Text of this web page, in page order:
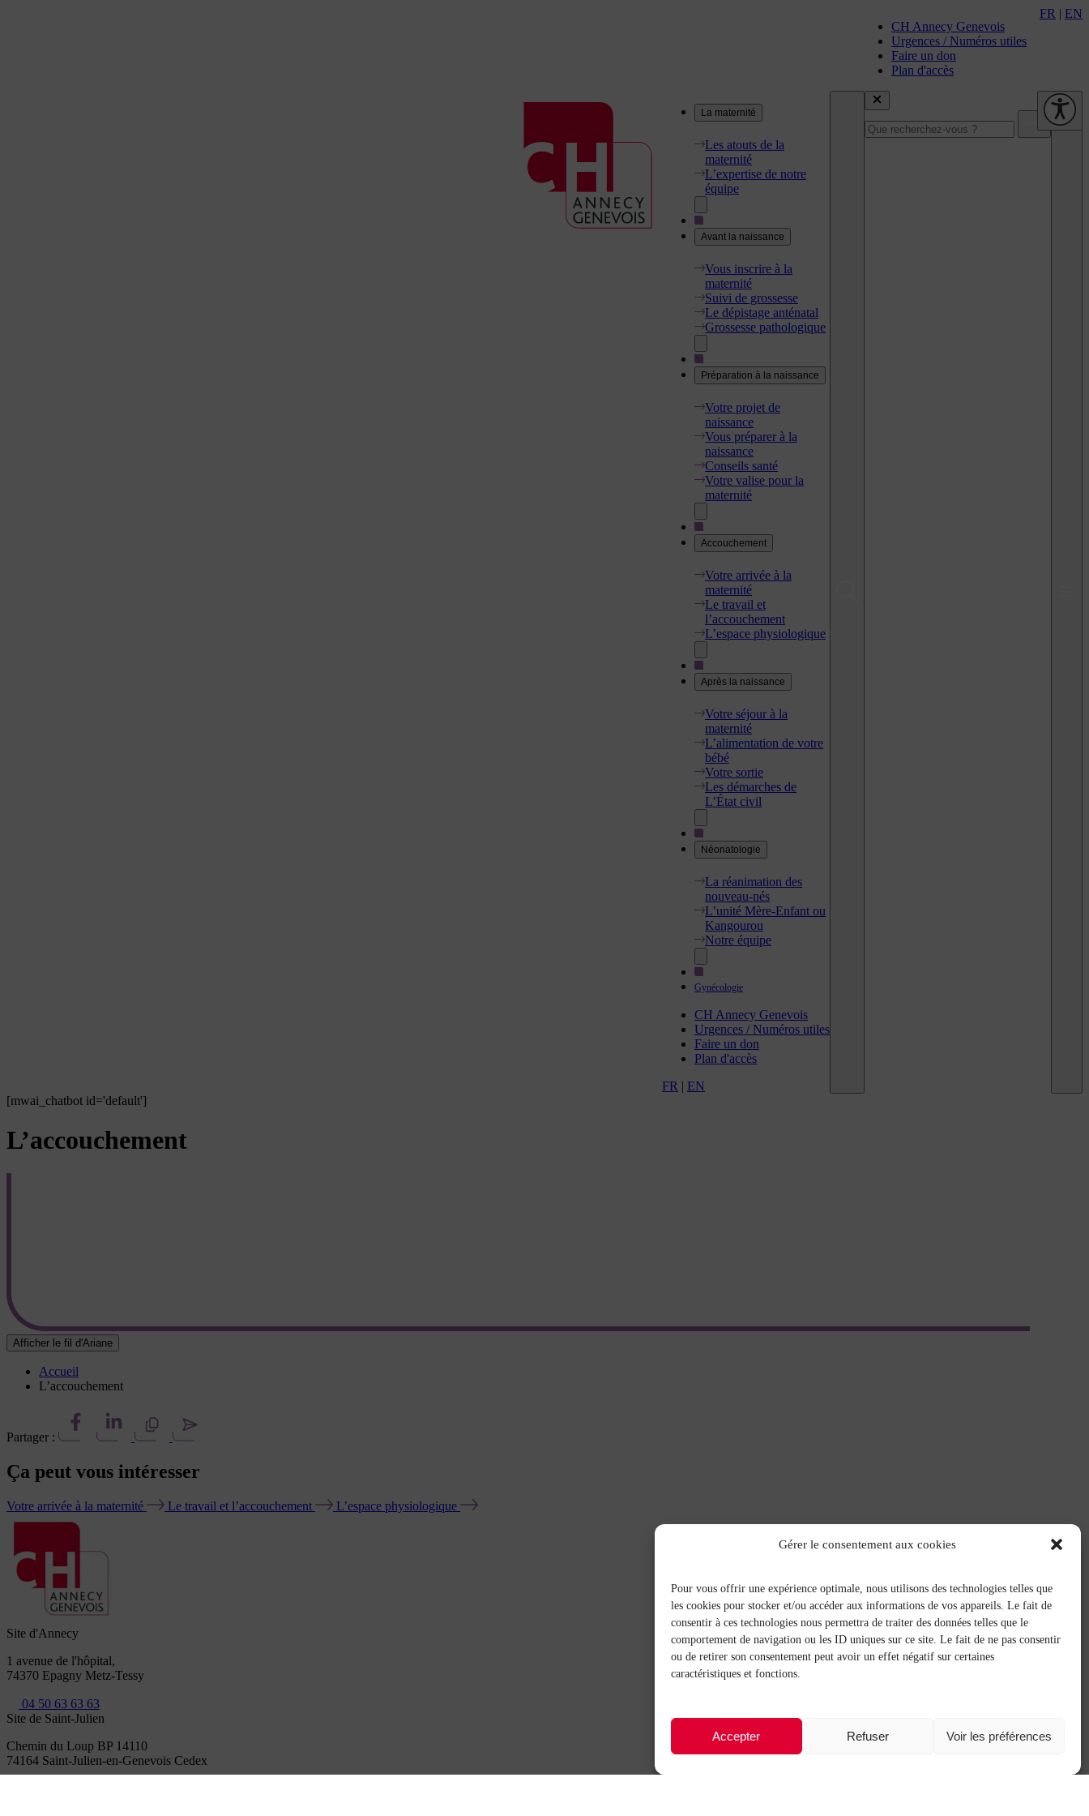
Gérer le consentement aux cookies
Pour vous offrir une expérience optimale, nous utilisons des technologies telles que
les cookies pour stocker et/ou accéder aux informations de vos appareils. Le fait de
consentir à ces technologies nous permettra de traiter des données telles que le
comportement de navigation ou les ID uniques sur ce site. Le fait de ne pas consentir
ou de retirer son consentement peut avoir un effet négatif sur certaines
caractéristiques et fonctions.
Accepter Refuser Voir les préférences
CH Annecy Genevois
Urgences / Numéros utiles
Faire un don
Plan d'accès
FR | EN
La maternité
Les atouts de la
maternité
L’expertise de notre
équipe
Avant la naissance
Vous inscrire à la
maternité
Suivi de grossesse
Le dépistage anténatal
Grossesse pathologique
Préparation à la naissance
Votre projet de
naissance
Vous préparer à la
naissance
Conseils santé
Votre valise pour la
maternité
Accouchement
Votre arrivée à la
maternité
Le travail et
l’accouchement
L’espace physiologique
Après la naissance
Votre séjour à la
maternité
L’alimentation de votre
bébé
Votre sortie
Les démarches de
L’État civil
Néonatologie
La réanimation des
nouveau-nés
L’unité Mère-Enfant ou
Kangourou
Notre équipe
Gynécologie
CH Annecy Genevois
Urgences / Numéros utiles
Faire un don
Plan d'accès
FR | EN
[mwai_chatbot id='default']
L’accouchement
Afficher le fil d'Ariane
Accueil
L’accouchement
Partager :
Ça peut vous intéresser
Votre arrivée à la maternité Le travail et l’accouchement L’espace physiologique
Site d'Annecy
1 avenue de l'hôpital,
74370 Epagny Metz-Tessy
04 50 63 63 63
Site de Saint-Julien
Chemin du Loup BP 14110
74164 Saint-Julien-en-Genevois Cedex